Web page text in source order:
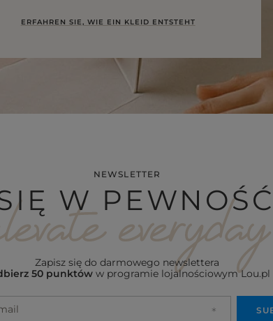
ERFAHREN SIE, WIE EIN KLEID ENTSTEHT
NEWSLETTER
W
Zapisz się do darmowego newslettera
50 punktóww programie lojalnościowym Lou.pl